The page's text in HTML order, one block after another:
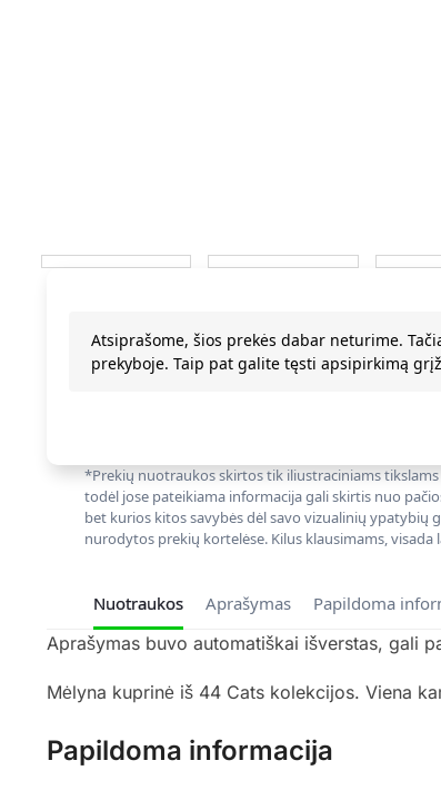
Atsiprašome, šios prekės dabar neturime.
prekyboje. Taip pat galite tęsti apsipirkimą
*Prekių nuotraukos skirtos tik iliustraciniams
todėl jose pateikiama informacija gali skirtis nuo
bet kurios kitos savybės dėl savo vizualinių
nurodytos prekių kortelėse. Kilus klausimams, visada
Nuotraukos Aprašymas Papildoma
Aprašymas buvo automatiškai išverstas, gali
Mėlyna kuprinė iš 44 Cats kolekcijos. Viena
Papildoma informacija